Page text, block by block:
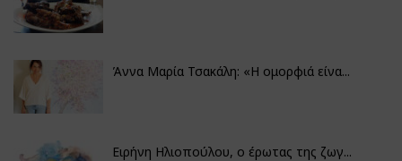
Άννα Μαρία Τσακάλη: «Η ομορφιά είνα...
Ειρήνη Ηλιοπούλου, ο έρωτας της ζωγ...